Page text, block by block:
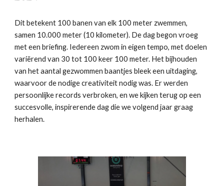
Dit betekent 100 banen van elk 100 meter zwemmen,
samen 10.000 meter (10 kilometer). De dag begon vroeg
met een briefing. Iedereen zwom in eigen tempo, met doelen
variërend van 30 tot 100 keer 100 meter. Het bijhouden
van het aantal gezwommen baantjes bleek een uitdaging,
waarvoor de nodige creativiteit nodig was. Er werden
persoonlijke records verbroken, en we kijken terug op een
succesvolle, inspirerende dag die we volgend jaar graag
herhalen.